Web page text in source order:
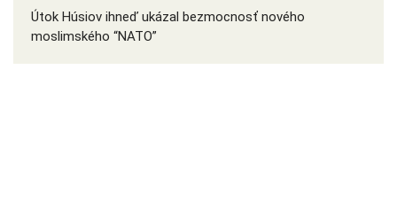
Útok Húsiov ihneď ukázal bezmocnosť nového
moslimského “NATO”